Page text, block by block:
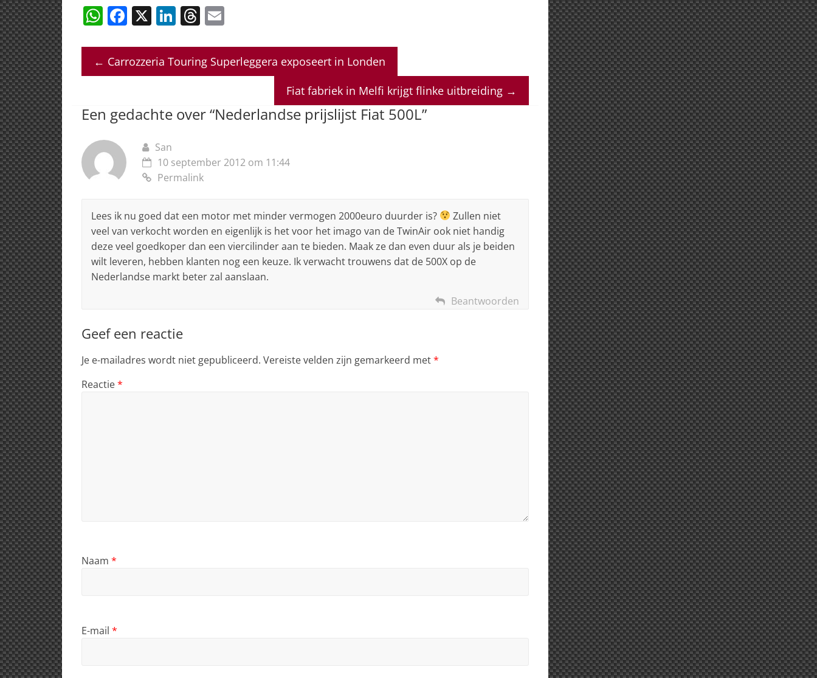
W
at
s
p
p
F
c
e
o
X Li
k
e
n
T
re
a
s
ai
l
← Carrozzeria Touring Superleggera exposeert in Londen
Fiat fabriek in Melfi krijgt flinke uitbreiding →
Een gedachte over “Nederlandse prijslijst Fiat 500L”
San
10 september 2012 om 11:44
Permalink
Lees ik nu goed dat een motor met minder vermogen 2000euro duurder is?
Zullen niet
veel van verkocht worden en eigenlijk is het voor het imago van de TwinAir ook niet handig
deze veel goedkoper dan een viercilinder aan te bieden. Maak ze dan even duur als je beiden
wilt leveren, hebben klanten nog een keuze. Ik verwacht trouwens dat de 500X op de
Nederlandse markt beter zal aanslaan.
Beantwoorden
Geef een reactie
Je e-mailadres wordt niet gepubliceerd. Vereiste velden zijn gemarkeerd met*
Reactie*
Naam *
E-mail *